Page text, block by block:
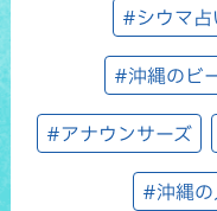
#シウマ占
#沖縄のビ
#アナウンサーズ
#沖縄の